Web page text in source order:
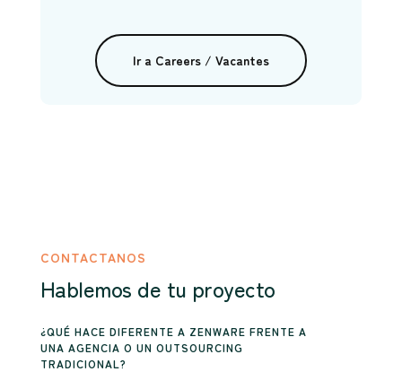
Ir a Careers / Vacantes
CONTACTANOS
Hablemos de tu proyecto
¿QUÉ HACE DIFERENTE A ZENWARE FRENTE A
UNA AGENCIA O UN OUTSOURCING
TRADICIONAL?